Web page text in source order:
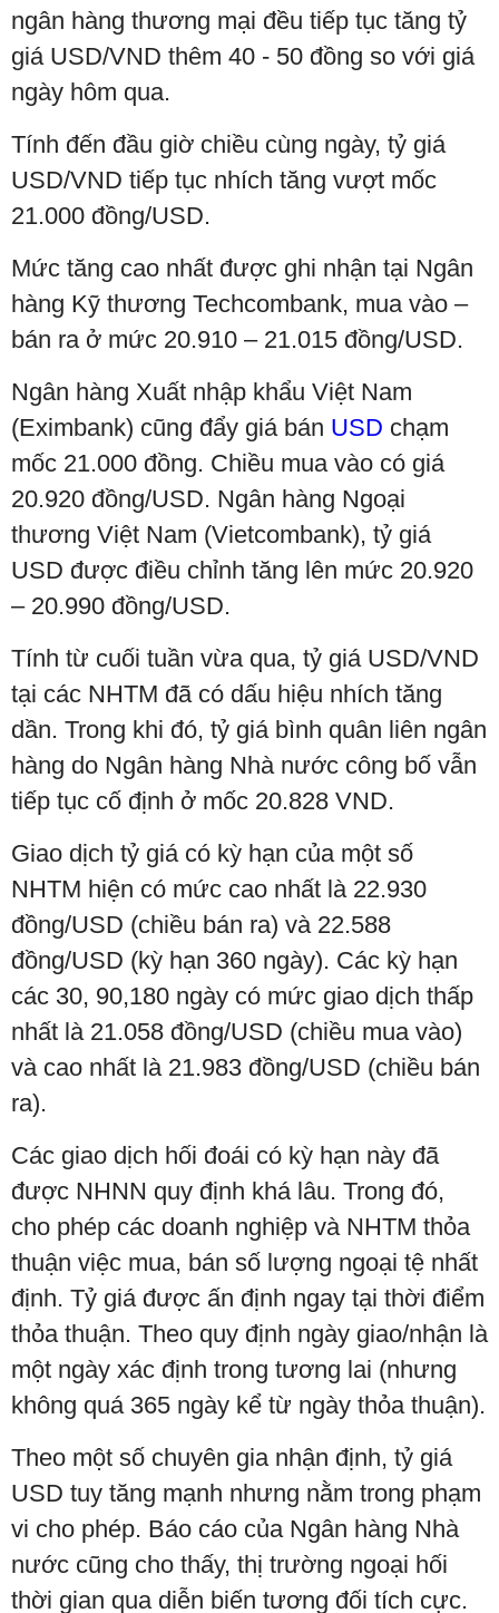
ngân hàng thương mại đều tiếp tục tăng tỷ
giá USD/VND thêm 40 - 50 đồng so với giá
ngày hôm qua.
Tính đến đầu giờ chiều cùng ngày, tỷ giá
USD/VND tiếp tục nhích tăng vượt mốc
21.000 đồng/USD.
Mức tăng cao nhất được ghi nhận tại Ngân
hàng Kỹ thương Techcombank, mua vào –
bán ra ở mức 20.910 – 21.015 đồng/USD.
Ngân hàng Xuất nhập khẩu Việt Nam
(Eximbank) cũng đẩy giá bán USD chạm
mốc 21.000 đồng. Chiều mua vào có giá
20.920 đồng/USD. Ngân hàng Ngoại
thương Việt Nam (Vietcombank), tỷ giá
USD được điều chỉnh tăng lên mức 20.920
– 20.990 đồng/USD.
Tính từ cuối tuần vừa qua, tỷ giá USD/VND
tại các NHTM đã có dấu hiệu nhích tăng
dần. Trong khi đó, tỷ giá bình quân liên ngân
hàng do Ngân hàng Nhà nước công bố vẫn
tiếp tục cố định ở mốc 20.828 VND.
Giao dịch tỷ giá có kỳ hạn của một số
NHTM hiện có mức cao nhất là 22.930
đồng/USD (chiều bán ra) và 22.588
đồng/USD (kỳ hạn 360 ngày). Các kỳ hạn
các 30, 90,180 ngày có mức giao dịch thấp
nhất là 21.058 đồng/USD (chiều mua vào)
và cao nhất là 21.983 đồng/USD (chiều bán
ra).
Các giao dịch hối đoái có kỳ hạn này đã
được NHNN quy định khá lâu. Trong đó,
cho phép các doanh nghiệp và NHTM thỏa
thuận việc mua, bán số lượng ngoại tệ nhất
định. Tỷ giá được ấn định ngay tại thời điểm
thỏa thuận. Theo quy định ngày giao/nhận là
một ngày xác định trong tương lai (nhưng
không quá 365 ngày kể từ ngày thỏa thuận).
Theo một số chuyên gia nhận định, tỷ giá
USD tuy tăng mạnh nhưng nằm trong phạm
vi cho phép. Báo cáo của Ngân hàng Nhà
nước cũng cho thấy, thị trường ngoại hối
thời gian qua diễn biến tương đối tích cực.